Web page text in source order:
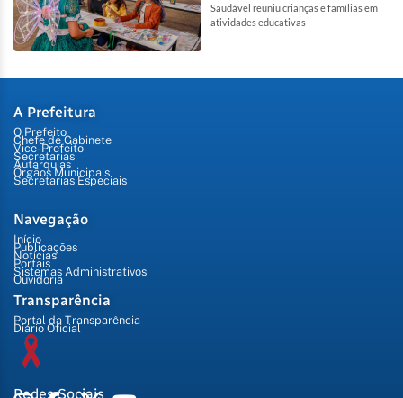
Saudável reuniu crianças e famílias em
atividades educativas
A Prefeitura
O Prefeito
Chefe de Gabinete
Vice-Prefeito
Secretarias
Autarquias
Órgãos Municipais
Secretarias Especiais
Navegação
Início
Publicações
Notícias
Portais
Sistemas Administrativos
Ouvidoria
Transparência
Portal da Transparência
Diário Oficial
Redes Sociais